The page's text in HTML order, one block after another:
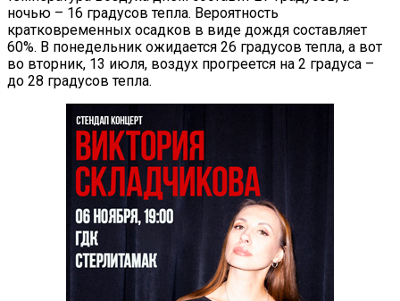
ночью – 16 градусов тепла. Вероятность
кратковременных осадков в виде дождя составляет
60%. В понедельник ожидается 26 градусов тепла, а вот
во вторник, 13 июля, воздух прогреется на 2 градуса –
до 28 градусов тепла.